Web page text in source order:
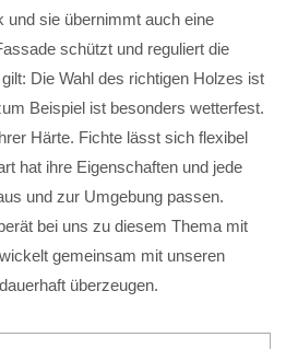
und sie übernimmt auch eine
schützt und reguliert die
Die Wahl des richtigen Holzes ist
Beispiel ist besonders wetterfest.
Härte. Fichte lässt sich flexibel
hat ihre Eigenschaften und jede
und zur Umgebung passen.
bei uns zu diesem Thema mit
gemeinsam mit unseren
überzeugen.